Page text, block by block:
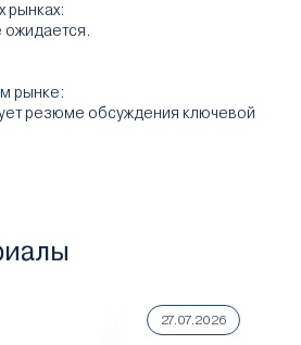
рынках:
ожидается.
рынке:
резюме обсуждения ключевой
27.07.2026